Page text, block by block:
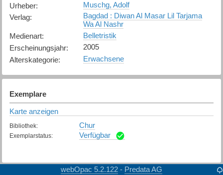
Urheber:
Muschg, Adolf
Verlag:
Bagdad : Diwan Al Masar Lil Tarjama
Wa Al Nashr
Medienart:
Belletristik
Erscheinungsjahr:
2005
Alterskategorie: Erwachsene
Exemplare
Karte anzeigen
Bibliothek: Chur
Exemplarstatus: Verfügbar
webOpac 5.2.122 - Predata AG